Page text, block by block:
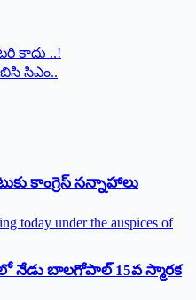
కాదు ..!
సిఎం..
కాంగ్రెస్‌ ‌సన్నాహాలు
నేడు బాలగోపాల్‌ 15వ స్మారక